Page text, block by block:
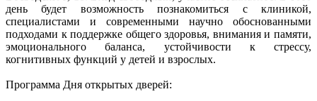
день будет возможность познакомиться с клиникой,
специалистами и современными научно обоснованными
подходами к поддержке общего здоровья, внимания и памяти,
эмоционального баланса, устойчивости к стрессу,
когнитивных функций у детей и взрослых.
Программа Дня открытых дверей: